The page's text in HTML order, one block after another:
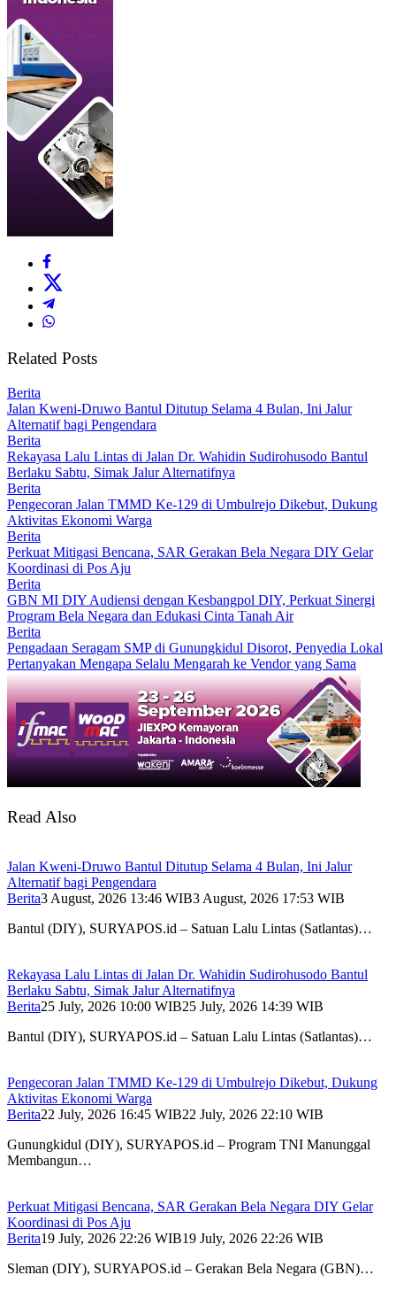
Related Posts
Berita
Jalan Kweni-Druwo Bantul Ditutup Selama 4 Bulan, Ini Jalur
Alternatif bagi Pengendara
Berita
Rekayasa Lalu Lintas di Jalan Dr. Wahidin Sudirohusodo Bantul
Berlaku Sabtu, Simak Jalur Alternatifnya
Berita
Pengecoran Jalan TMMD Ke-129 di Umbulrejo Dikebut, Dukung
Aktivitas Ekonomi Warga
Berita
Perkuat Mitigasi Bencana, SAR Gerakan Bela Negara DIY Gelar
Koordinasi di Pos Aju
Berita
GBN MI DIY Audiensi dengan Kesbangpol DIY, Perkuat Sinergi
Program Bela Negara dan Edukasi Cinta Tanah Air
Berita
Pengadaan Seragam SMP di Gunungkidul Disorot, Penyedia Lokal
Pertanyakan Mengapa Selalu Mengarah ke Vendor yang Sama
Read Also
Jalan Kweni-Druwo Bantul Ditutup Selama 4 Bulan, Ini Jalur
Alternatif bagi Pengendara
Berita3 August, 2026 13:46 WIB3 August, 2026 17:53 WIB
Bantul (DIY), SURYAPOS.id – Satuan Lalu Lintas (Satlantas)…
Rekayasa Lalu Lintas di Jalan Dr. Wahidin Sudirohusodo Bantul
Berlaku Sabtu, Simak Jalur Alternatifnya
Berita25 July, 2026 10:00 WIB25 July, 2026 14:39 WIB
Bantul (DIY), SURYAPOS.id – Satuan Lalu Lintas (Satlantas)…
Pengecoran Jalan TMMD Ke-129 di Umbulrejo Dikebut, Dukung
Aktivitas Ekonomi Warga
Berita22 July, 2026 16:45 WIB22 July, 2026 22:10 WIB
Gunungkidul (DIY), SURYAPOS.id – Program TNI Manunggal
Membangun…
Perkuat Mitigasi Bencana, SAR Gerakan Bela Negara DIY Gelar
Koordinasi di Pos Aju
Berita19 July, 2026 22:26 WIB19 July, 2026 22:26 WIB
Sleman (DIY), SURYAPOS.id – Gerakan Bela Negara (GBN)…